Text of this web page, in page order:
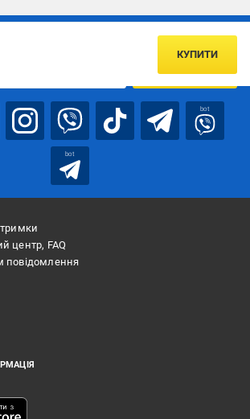
КУПИТИ
дізнаватись першим про акції та пропозиції
ПІДПИСАТИСЯ
bot
bot
центр, FAQ
повідомлення